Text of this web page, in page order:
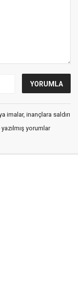
imalar, inançlara saldırı
yorumlar